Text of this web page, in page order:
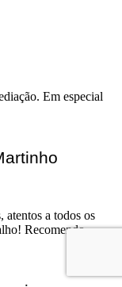
Em especial
atentos a todos os
Recomendo